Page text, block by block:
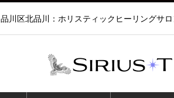
品川区北品川：ホリスティックヒーリングサ